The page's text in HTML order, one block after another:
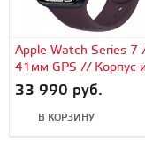
Apple Watch Series 7
41мм GPS // Корпус
алюминия цвета
«тёмная ночь»,
спортивный ремешок
цвета «тёмная
33 990 руб.
В КОРЗИНУ